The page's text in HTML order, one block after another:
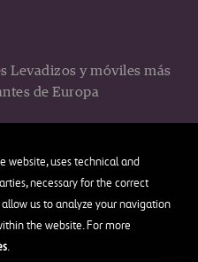
website, uses technical and
necessary for the correct
us to analyze your navigation
the website. For more
.
Levadizos y móviles más
de Europa
Jersey o cómo un trozo
cambió la seguridad vial